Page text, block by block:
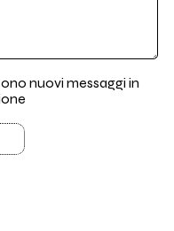
nuovi messaggi in